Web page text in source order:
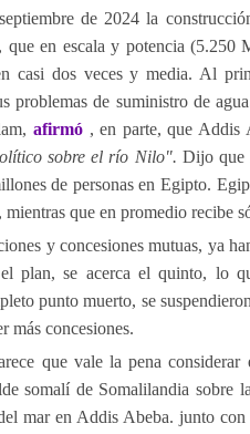
de 2024 la
en escala y potencia (5.250
casi dos veces y media. Al
problemas de suministro de
afirmó, en parte, que Addis
sobre el río Nilo". Dijo que
de personas en Egipto.
que en promedio recibe
y concesiones mutuas, ya
plan, se acerca el quinto, lo
punto muerto, se
más concesiones.
que vale la pena considerar
somalí de Somalilandia sobre
mar en Addis Abeba. junto